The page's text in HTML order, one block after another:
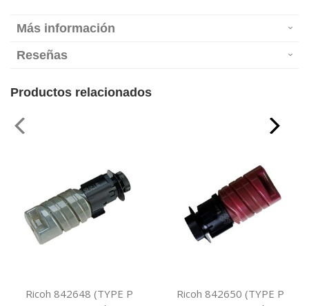
Más información
Reseñas
Productos relacionados
Ricoh 842648 (TYPE P
Ricoh 842650 (TYPE P